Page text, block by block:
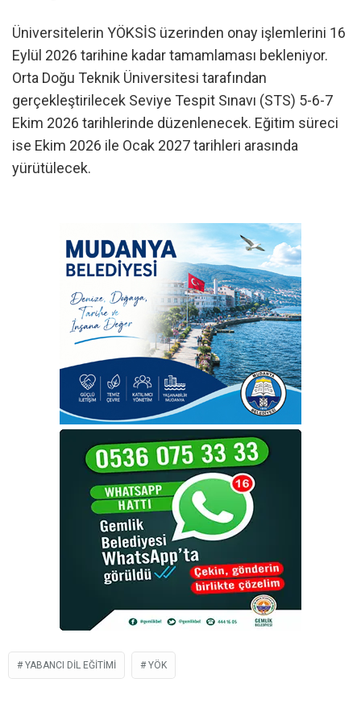
Üniversitelerin YÖKSİS üzerinden onay işlemlerini 16
Eylül 2026 tarihine kadar tamamlaması bekleniyor.
Orta Doğu Teknik Üniversitesi tarafından
gerçekleştirilecek Seviye Tespit Sınavı (STS) 5-6-7
Ekim 2026 tarihlerinde düzenlenecek. Eğitim süreci
ise Ekim 2026 ile Ocak 2027 tarihleri arasında
yürütülecek.
YABANCI DIL EĞITIMI YÖK